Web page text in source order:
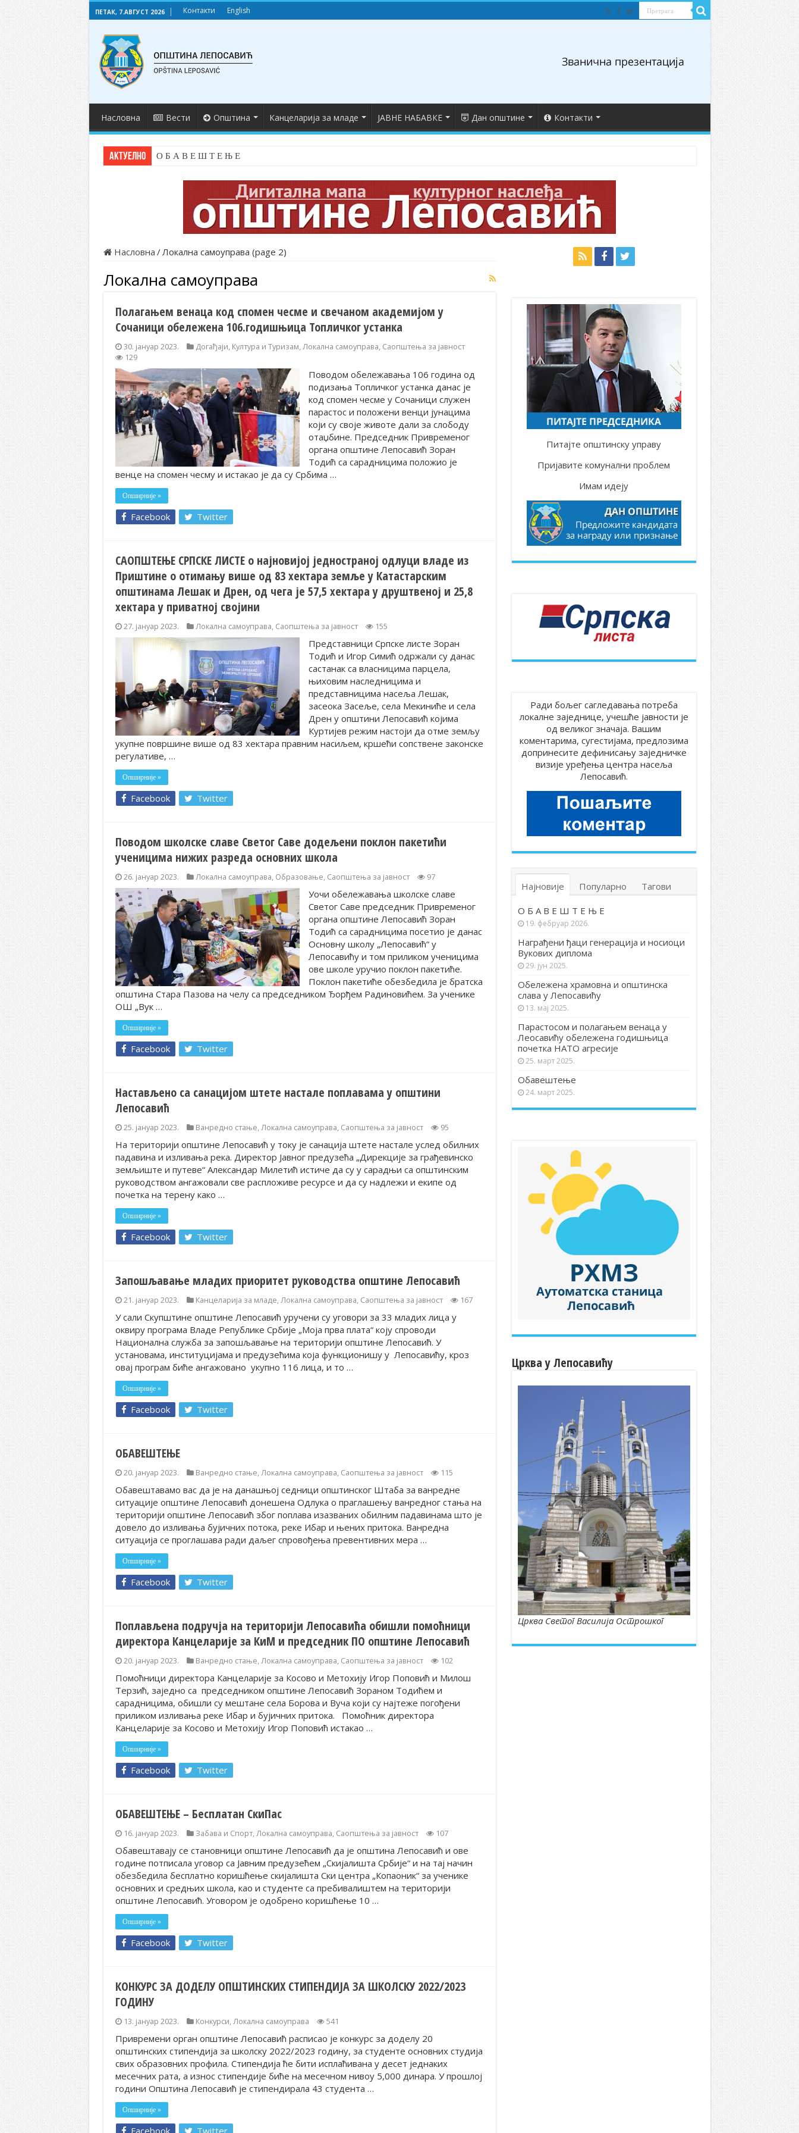
ПЕТАК, 7.АВГУСТ 2026 Контакти English
Насловна Вести Општина Канцеларија за младе ЈАВНЕ НАБАВКЕ Дан општине Контакти
АКТУЕЛНО О Б А В Е Ш Т Е Њ Е
Насловна /Локална самоуправа (page 2)
Локална самоуправа
Полагањем венаца код спомен чесме и свечаном академијом у
Сочаници обележена 106.годишњица Топличког устанка
30. јануар 2023. Догађаји, Култура и Туризам,Локална самоуправа, Саопштења за јавност
129
Поводом обележавања 106 година од
подизања Топличког устанка данас је
код спомен чесме у Сочаници служен
парастос и положени венци јунацима
који су своје животе дали за слободу
отаџбине. Председник Привременог
органа општине Лепосавић Зоран
Тодић са сарадницима положио је
венце на спомен чесму и истакао је да су Србима …
Опширније »
Facebook Twitter
САОПШТЕЊЕ СРПСКЕ ЛИСТЕ о најновијој једностраној одлуци владе из
Приштине о отимању више од 83 хектара земље у Катастарским
општинама Лешак и Дрен, од чега је 57,5 хектара у друштвеној и 25,8
хектара у приватној својини
27. јануар 2023. Локална самоуправа, Саопштења за јавност 155
Представници Српске листе Зоран
Тодић и Игор Симић одржали су данас
састанак са власницима парцела,
њиховим наследницима и
представницима насеља Лешак,
засеока Засеље, села Мекиниће и села
Дрен у општини Лепосавић којима
Куртијев режим настоји да отме земљу
укупне површине више од 83 хектара правним насиљем, кршећи сопствене законске
регулативе, …
Опширније »
Facebook Twitter
Поводом школске славе Светог Саве додељени поклон пакетићи
ученицима нижих разреда основних школа
26. јануар 2023. Локална самоуправа, Образовање, Саопштења за јавност 97
Уочи обележавања школске славе
Светог Саве председник Привременог
органа општине Лепосавић Зоран
Тодић са сарадницима посетио је данас
Основну школу „Лепосавић“ у
Лепосавићу и том приликом ученицима
ове школе уручио поклон пакетиће.
Поклон пакетиће обезбедила је братска
општина Стара Пазова на челу са председником Ђорђем Радиновићем. За ученике
ОШ „Вук …
Опширније »
Facebook Twitter
Настављено са санацијом штете настале поплавама у општини
Лепосавић
25. јануар 2023. Ванредно стање,Локална самоуправа, Саопштења за јавност 95
На територији општине Лепосавић у току је санација штете настале услед обилних
падавина и изливања река. Директор Јавног предузећа „Дирекције за грађевинско
земљиште и путеве“ Александар Милетић истиче да су у сарадњи са општинским
руководством ангажовали све распложиве ресурсе и да су надлежи и екипе од
почетка на терену како …
Опширније »
Facebook Twitter
Запошљавање младих приоритет руководства општине Лепосавић
21. јануар 2023. Канцеларија за младе,Локална самоуправа, Саопштења за јавност 167
У сали Скупштине општине Лепосавић уручени су уговори за 33 младих лица у
оквиру програма Владе Републике Србије „Моја прва плата“ коју спроводи
Национална служба за запошљавање на територији општине Лепосавић. У
установама, институцијама и предузећима која функционишу у Лепосавићу, кроз
овај програм биће ангажовано укупно 116 лица, и то …
Опширније »
Facebook Twitter
ОБАВЕШТЕЊЕ
20. јануар 2023. Ванредно стање,Локална самоуправа, Саопштења за јавност 115
Обавештавамо вас да је на данашњој седници општинског Штаба за ванредне
ситуације општине Лепосавић донешена Одлука о праглашењу ванредног стања на
територији општине Лепосавић због поплава изазваних обилним падавинама што је
довело до изливања бујичних потока, реке Ибар и њених притока. Ванредна
ситуација се проглашава ради даљег спровођења превентивних мера …
Опширније »
Facebook Twitter
Поплављена подручја на територији Лепосавића обишли помоћници
директора Канцеларије за КиМ и председник ПО општине Лепосавић
20. јануар 2023. Ванредно стање,Локална самоуправа, Саопштења за јавност 102
Помоћници директора Канцеларије за Косово и Метохију Игор Поповић и Милош
Терзић, заједно са председником општине Лепосавић Зораном Тодићем и
сарадницима, обишли су мештане села Борова и Вуча који су најтеже погођени
приликом изливања реке Ибар и бујичних притока. Помоћник директора
Канцеларије за Косово и Метохију Игор Поповић истакао …
Опширније »
Facebook Twitter
ОБАВЕШТЕЊЕ – Бесплатан СкиПас
16. јануар 2023. Забава и Спорт,Локална самоуправа, Саопштења за јавност 107
Обавештавају се становници општине Лепосавић да је општина Лепосавић и ове
године потписала уговор са Јавним предузећем „Скијалишта Србије“ и на тај начин
обезбедила бесплатно коришћење скијалишта Ски центра „Копаоник“ за ученике
основних и средњих школа, као и студенте са пребивалиштем на територији
општине Лепосавић. Уговором је одобрено коришћење 10 …
Опширније »
Facebook Twitter
КОНКУРС ЗА ДОДЕЛУ ОПШТИНСКИХ СТИПЕНДИЈА ЗА ШКОЛСКУ 2022/2023
ГОДИНУ
13. јануар 2023. Конкурси,Локална самоуправа 541
Привремени орган општине Лепосавић расписао је конкурс за доделу 20
општинских стипендија за школску 2022/2023 годину, за студенте основних студија
свих образовних профила. Стипендија ће бити исплаћивана у десет једнаких
месечних рата, а износ стипендије биће на месечном нивоу 5,000 динара. У прошлој
години Општина Лепосавић је стипендирала 43 студента …
Опширније »
Facebook Twitter
Питајте општинску управу
Пријавите комунални проблем
Имам идеју
Ради бољег сагледавања потреба
локалне заједнице, учешће јавности је
од великог значаја. Вашим
коментарима, сугестијама, предлозима
допринесите дефинисању заједничке
визије уређења центра насеља
Лепосавић.
Најновије Популарно Тагови
О Б А В Е Ш Т Е Њ Е
19. фебруар 2026.
Награђени ђаци генерација и носиоци
Вукових диплома
29. јун 2025.
Обележена храмовна и општинска
слава у Лепосавићу
13. мај 2025.
Парастосом и полагањем венаца у
Леосавићу обележена годишњица
почетка НАТО агресије
25. март 2025.
Обавештење
24. март 2025.
Црква у Лепосавићу
Црква Светог Василија Острошког